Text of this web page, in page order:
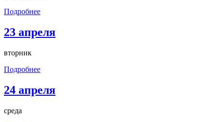
Подробнее
23 апреля
вторник
Подробнее
24 апреля
среда